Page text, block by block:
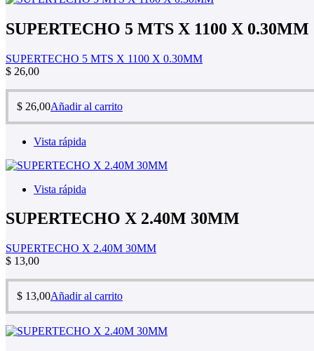
SUPERTECHO 5 MTS X 1100 X 0.30MM
SUPERTECHO 5 MTS X 1100 X 0.30MM
$ 26,00
$ 26,00Añadir al carrito
Vista rápida
Vista rápida
SUPERTECHO X 2.40M 30MM
SUPERTECHO X 2.40M 30MM
$ 13,00
$ 13,00Añadir al carrito